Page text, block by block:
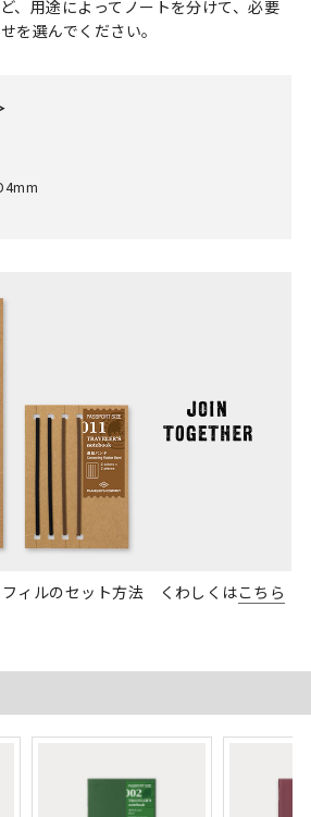
、用途によってノートを分けて、必要
を選んでください。
ィルのセット方法 くわしくはこちら